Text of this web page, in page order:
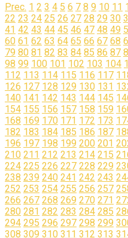
Prec. 1 2 3 4 5 6 7 8 9 10 11
22 23 24 25 26 27 28 29 30
41 42 43 44 45 46 47 48 49
60 61 62 63 64 65 66 67 68
79 80 81 82 83 84 85 86 87
98 99 100 101 102 103 104
112 113 114 115 116 117
126 127 128 129 130 131
140 141 142 143 144 145
154 155 156 157 158 159
168 169 170 171 172 173
182 183 184 185 186 187
196 197 198 199 200 201
210 211 212 213 214 215
224 225 226 227 228 229
238 239 240 241 242 243
252 253 254 255 256 257
266 267 268 269 270 271
280 281 282 283 284 285
294 295 296 297 298 299
308 309 310 311 312 313